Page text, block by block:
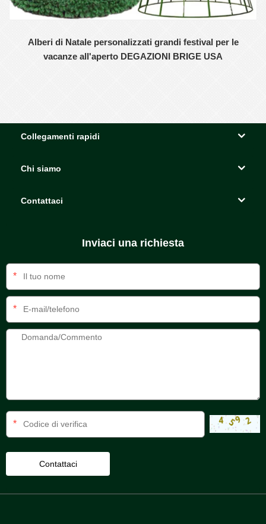
Alberi di Natale personalizzati grandi festival per le
vacanze all'aperto DEGAZIONI BRIGE USA
Collegamenti rapidi
Chi siamo
Contattaci
Inviaci una richiesta
*
*
*